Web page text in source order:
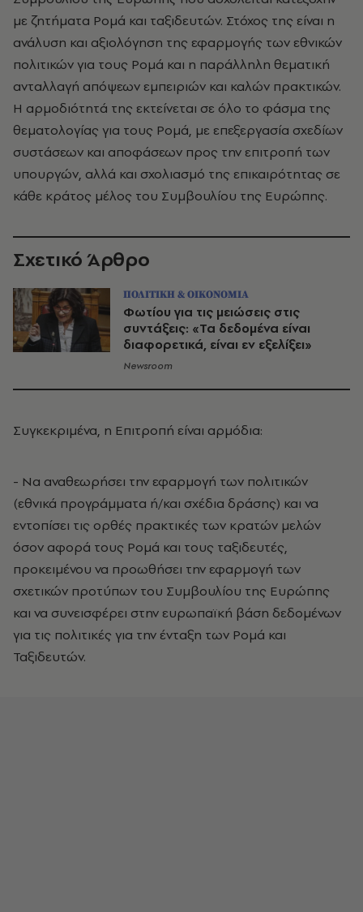
με ζητήματα Ρομά και ταξιδευτών. Στόχος της είναι η
ανάλυση και αξιολόγηση της εφαρμογής των εθνικών
πολιτικών για τους Ρομά και η παράλληλη θεματική
ανταλλαγή απόψεων εμπειριών και καλών πρακτικών.
Η αρμοδιότητά της εκτείνεται σε όλο το φάσμα της
θεματολογίας για τους Ρομά, με επεξεργασία σχεδίων
συστάσεων και αποφάσεων προς την επιτροπή των
υπουργών, αλλά και σχολιασμό της επικαιρότητας σε
κάθε κράτος μέλος του Συμβουλίου της Ευρώπης.
Σχετικό Άρθρο
ΠΟΛΙΤΙΚΗ & ΟΙΚΟΝΟΜΙΑ
Φωτίου για τις μειώσεις στις
συντάξεις: «Τα δεδομένα είναι
διαφορετικά, είναι εν εξελίξει»
Newsroom
Συγκεκριμένα, η Επιτροπή είναι αρμόδια:
- Να αναθεωρήσει την εφαρμογή των πολιτικών
(εθνικά προγράμματα ή/και σχέδια δράσης) και να
εντοπίσει τις ορθές πρακτικές των κρατών μελών
όσον αφορά τους Ρομά και τους ταξιδευτές,
προκειμένου να προωθήσει την εφαρμογή των
σχετικών προτύπων του Συμβουλίου της Ευρώπης
και να συνεισφέρει στην ευρωπαϊκή βάση δεδομένων
για τις πολιτικές για την ένταξη των Ρομά και
Ταξιδευτών.